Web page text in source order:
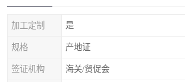
加工定制 是
规格 产地证
签证机构 海关/贸促会